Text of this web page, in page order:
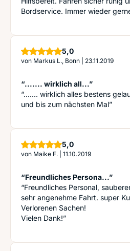
Bordservice. Immer wieder
5,0Sterne
von Markus L., Bonn 23.11.2019
“....... wirklich all...”
“....... wirklich alles bestens
und bis zum nächsten Mal”
5,0Sterne
von Maike F. 11.10.2019
“Freundliches Persona...”
“Freundliches Personal,
sehr angenehme Fahrt. super
Verlorenen Sachen!
Vielen Dank!”